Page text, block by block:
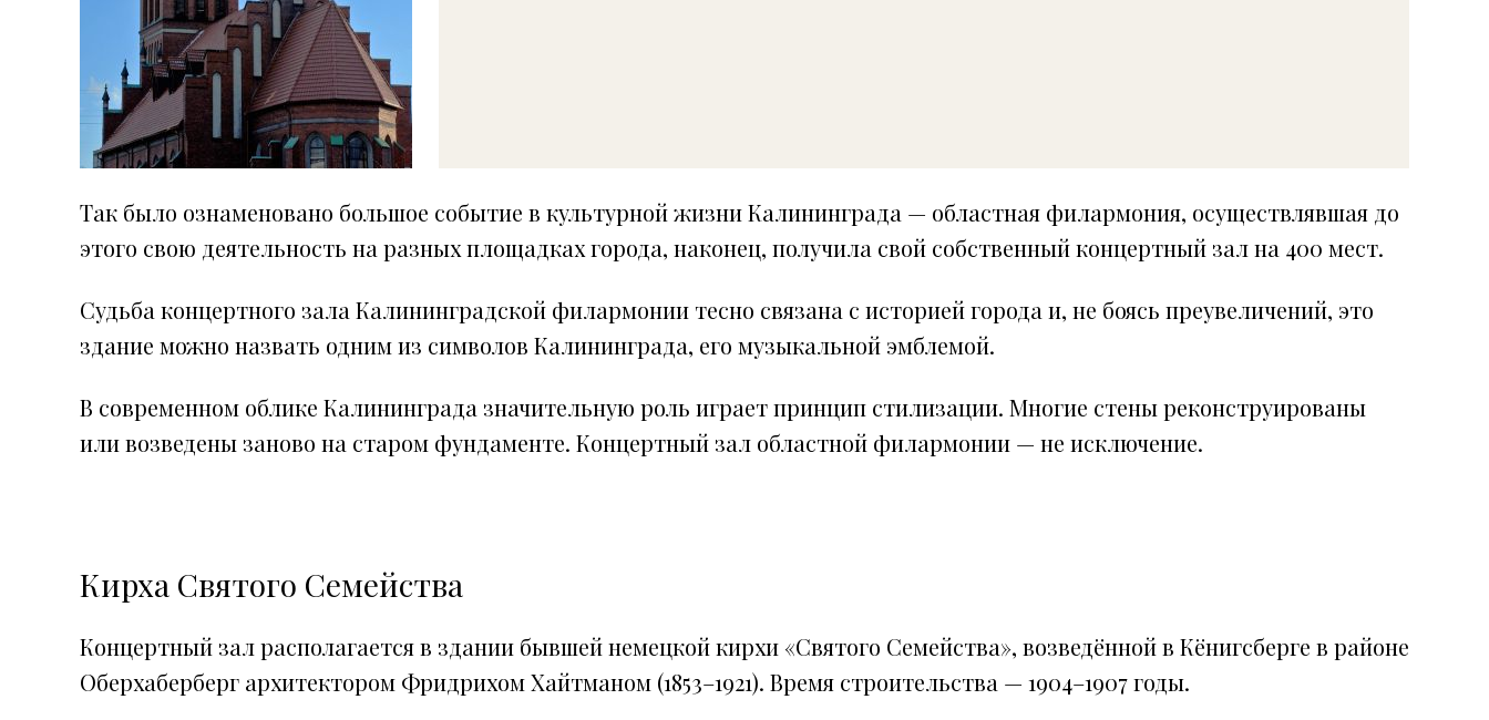
Так было ознаменовано большое событие в культурной жизни Калининграда — областная филармония, осуществлявшая до
этого свою деятельность на разных площадках города, наконец, получила свой собственный концертный зал на 400 мест.
Судьба концертного зала Калининградской филармонии тесно связана с историей города и, не боясь преувеличений, это
здание можно назвать одним из символов Калининграда, его музыкальной эмблемой.
В современном облике Калининграда значительную роль играет принцип стилизации. Многие стены реконструированы
или возведены заново на старом фундаменте. Концертный зал областной филармонии — не исключение.
Кирха Святого Семейства
Концертный зал располагается в здании бывшей немецкой кирхи «Святого Семейства», возведённой в Кёнигсберге в районе
Оберхаберберг архитектором Фридрихом Хайтманом (1853–1921). Время строительства — 1904–1907 годы.